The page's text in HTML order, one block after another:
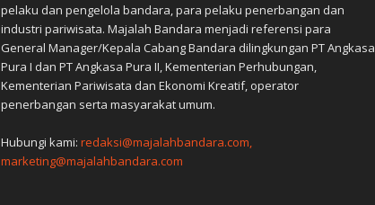
pelaku dan pengelola bandara, para pelaku penerbangan dan
industri pariwisata. Majalah Bandara menjadi referensi para
General Manager/Kepala Cabang Bandara dilingkungan PT Angkasa
Pura I dan PT Angkasa Pura II, Kementerian Perhubungan,
Kementerian Pariwisata dan Ekonomi Kreatif, operator
penerbangan serta masyarakat umum.
Hubungi kami: redaksi@majalahbandara.com,
marketing@majalahbandara.com